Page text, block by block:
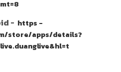
mt=8
- https -
store/apps/details?